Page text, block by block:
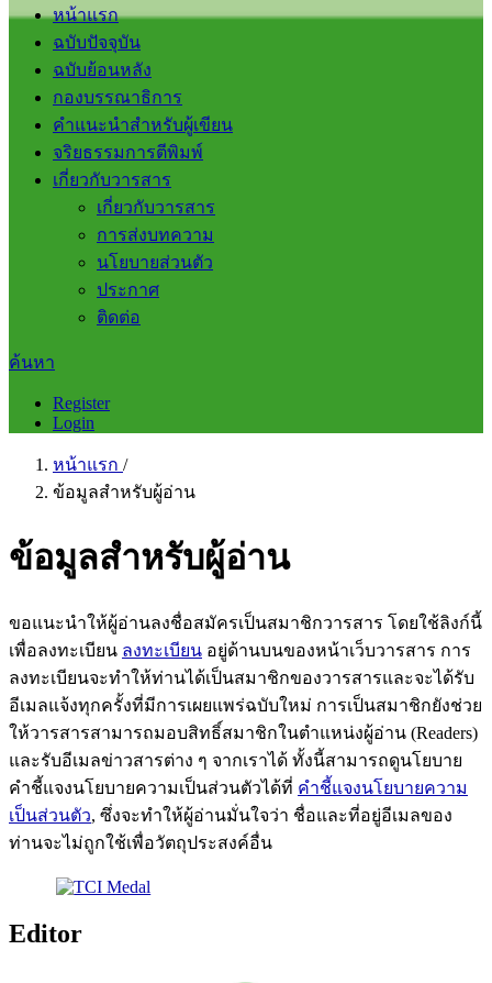
หน้าแรก
ฉบับปัจจุบัน
ฉบับย้อนหลัง
กองบรรณาธิการ
คำแนะนำสำหรับผู้เขียน
จริยธรรมการตีพิมพ์
เกี่ยวกับวารสาร
เกี่ยวกับวารสาร
การส่งบทความ
นโยบายส่วนตัว
ประกาศ
ติดต่อ
ค้นหา
Register
Login
หน้าแรก /
ข้อมูลสำหรับผู้อ่าน
ข้อมูลสำหรับผู้อ่าน
ขอแนะนำให้ผู้อ่านลงชื่อสมัครเป็นสมาชิกวารสาร โดยใช้ลิงก์นี้
เพื่อลงทะเบียน ลงทะเบียน อยู่ด้านบนของหน้าเว็บวารสาร การ
ลงทะเบียนจะทำให้ท่านได้เป็นสมาชิกของวารสารและจะได้รับ
อีเมลแจ้งทุกครั้งที่มีการเผยแพร่ฉบับใหม่ การเป็นสมาชิกยังช่วย
ให้วารสารสามารถมอบสิทธิ์สมาชิกในตำแหน่งผู้อ่าน (Readers)
และรับอีเมลข่าวสารต่าง ๆ จากเราได้ ทั้งนี้สามารถดูนโยบาย
คำชี้แจงนโยบายความเป็นส่วนตัวได้ที่ คำชี้แจงนโยบายความ
เป็นส่วนตัว, ซึ่งจะทำให้ผู้อ่านมั่นใจว่า ชื่อและที่อยู่อีเมลของ
ท่านจะไม่ถูกใช้เพื่อวัตถุประสงค์อื่น
Editor